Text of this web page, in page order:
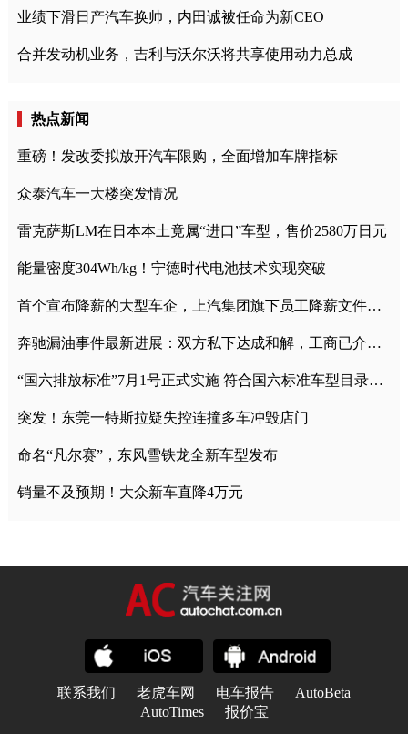
业绩下滑日产汽车换帅，内田诚被任命为新CEO
合并发动机业务，吉利与沃尔沃将共享使用动力总成
热点新闻
重磅！发改委拟放开汽车限购，全面增加车牌指标
众泰汽车一大楼突发情况
雷克萨斯LM在日本本土竟属“进口”车型，售价2580万日元
能量密度304Wh/kg！宁德时代电池技术实现突破
首个宣布降薪的大型车企，上汽集团旗下员工降薪文件曝光
奔驰漏油事件最新进展：双方私下达成和解，工商已介入调查
“国六排放标准”7月1号正式实施 符合国六标准车型目录一览
突发！东莞一特斯拉疑失控连撞多车冲毁店门
命名“凡尔赛”，东风雪铁龙全新车型发布
销量不及预期！大众新车直降4万元
联系我们 老虎车网 电车报告
AutoBeta
AutoTimes
报价宝